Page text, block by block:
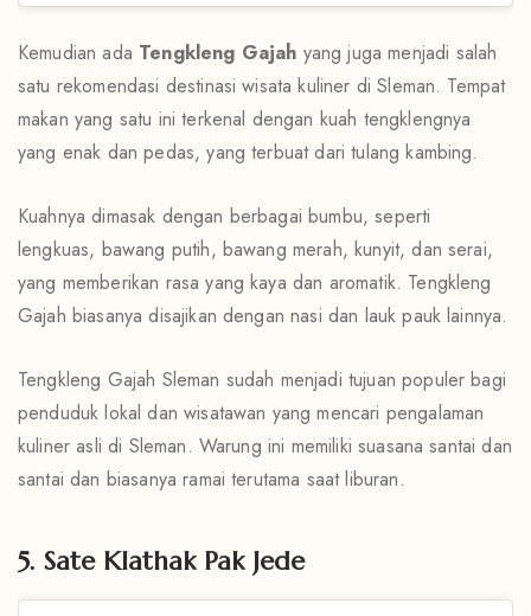
Kemudian ada Tengkleng Gajah yang juga menjadi salah
satu rekomendasi destinasi wisata kuliner di Sleman. Tempat
makan yang satu ini terkenal dengan kuah tengklengnya
yang enak dan pedas, yang terbuat dari tulang kambing.
Kuahnya dimasak dengan berbagai bumbu, seperti
lengkuas, bawang putih, bawang merah, kunyit, dan serai,
yang memberikan rasa yang kaya dan aromatik. Tengkleng
Gajah biasanya disajikan dengan nasi dan lauk pauk lainnya.
Tengkleng Gajah Sleman sudah menjadi tujuan populer bagi
penduduk lokal dan wisatawan yang mencari pengalaman
kuliner asli di Sleman. Warung ini memiliki suasana santai dan
santai dan biasanya ramai terutama saat liburan.
5. Sate Klathak Pak Jede